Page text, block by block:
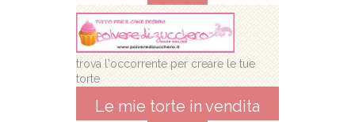
trova l'occorrente per creare le tue
torte
Le mie torte in vendita